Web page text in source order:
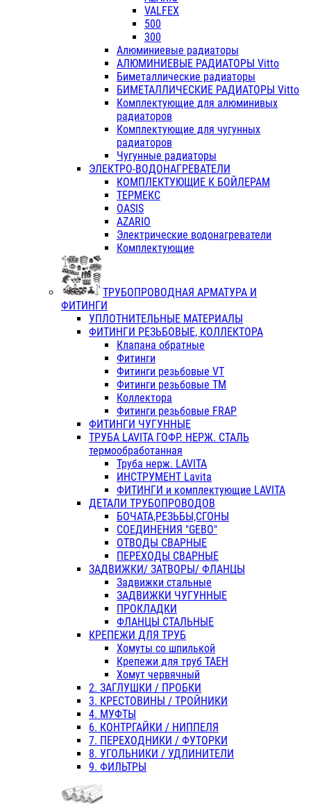
VALFEX
500
300
Алюминиевые радиаторы
АЛЮМИНИЕВЫЕ РАДИАТОРЫ Vitto
Биметаллические радиаторы
БИМЕТАЛЛИЧЕСКИЕ РАДИАТОРЫ Vitto
Комплектующие для алюминивых
радиаторов
Комплектующие для чугунных
радиаторов
Чугунные радиаторы
ЭЛЕКТРО-ВОДОНАГРЕВАТЕЛИ
КОМПЛЕКТУЮЩИЕ К БОЙЛЕРАМ
ТЕРМЕКС
OASIS
AZARIO
Электрические водонагреватели
Комплектующие
ТРУБОПРОВОДНАЯ АРМАТУРА И
ФИТИНГИ
УПЛОТНИТЕЛЬНЫЕ МАТЕРИАЛЫ
ФИТИНГИ РЕЗЬБОВЫЕ, КОЛЛЕКТОРА
Клапана обратные
Фитинги
Фитинги резьбовые VT
Фитинги резьбовые ТМ
Коллектора
Фитинги резьбовые FRAP
ФИТИНГИ ЧУГУННЫЕ
ТРУБА LAVITA ГОФР. НЕРЖ. СТАЛЬ
термообработанная
Труба нерж. LAVITA
ИНСТРУМЕНТ Lavita
ФИТИНГИ и комплектующие LAVITA
ДЕТАЛИ ТРУБОПРОВОДОВ
БОЧАТА,РЕЗЬБЫ,СГОНЫ
СОЕДИНЕНИЯ "GEBO"
ОТВОДЫ СВАРНЫЕ
ПЕРЕХОДЫ СВАРНЫЕ
ЗАДВИЖКИ/ ЗАТВОРЫ/ ФЛАНЦЫ
Задвижки стальные
ЗАДВИЖКИ ЧУГУННЫЕ
ПРОКЛАДКИ
ФЛАНЦЫ СТАЛЬНЫЕ
КРЕПЕЖИ ДЛЯ ТРУБ
Хомуты со шпилькой
Крепежи для труб ТАЕН
Хомут червячный
2. ЗАГЛУШКИ / ПРОБКИ
3. КРЕСТОВИНЫ / ТРОЙНИКИ
4. МУФТЫ
6. КОНТРГАЙКИ / НИППЕЛЯ
7. ПЕРЕХОДНИКИ / ФУТОРКИ
8. УГОЛЬНИКИ / УДЛИНИТЕЛИ
9. ФИЛЬТРЫ